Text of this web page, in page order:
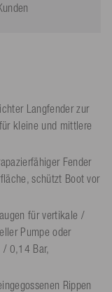
Langfender zur
kleine und mittlere
Fender
schützt Boot vor
für vertikale /
Pumpe oder
/ 0,14 Bar,
Rippen